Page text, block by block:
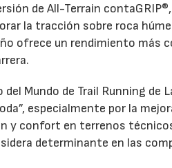
de All-Terrain
la tracción sobre roca
ofrece un rendimiento más
Mundo de Trail Running de
especialmente por la
y confort en terrenos
determinante en las